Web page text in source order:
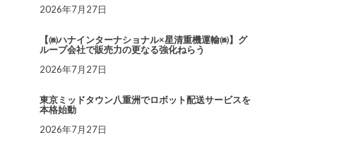
2026年7月27日
【㈱ハナインターナショナル×星清重機運輸㈱】グ
ループ会社で販売力の更なる強化ねらう
2026年7月27日
東京ミッドタウン八重洲でロボット配送サービスを
本格始動
2026年7月27日